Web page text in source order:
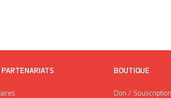
BOUTIQUE
Don / Souscription